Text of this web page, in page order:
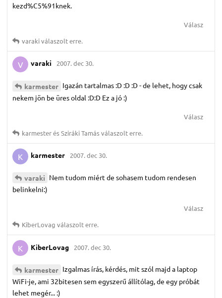
kezd%C5%91knek.
Válasz
varakiválaszolt erre.
V varaki 2007. dec 30.
karmester Igazán tartalmas :D :D :D - de lehet, hogy csak
nekem jön be üres oldal :D:D Ez a jó :)
Válasz
karmesterésSziráki Tamásválaszolt erre.
K karmester 2007. dec 30.
varaki Nem tudom miért de sohasem tudom rendesen
belinkelni:)
Válasz
KiberLovag válaszolt erre.
K KiberLovag 2007. dec 30.
karmester Izgalmas írás, kérdés, mit szól majd a laptop
WiFi-je, ami 32bitesen sem egyszerű állítólag, de egy próbát
lehet megér... :)